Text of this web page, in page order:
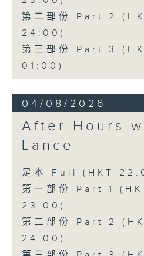
第二部份 Part 2
24:00)
第三部份 Part 3
01:00)
04/08/2026
After Hours
Lance
足本 Full (HKT
第一部份 Part 1
23:00)
第二部份 Part 2
24:00)